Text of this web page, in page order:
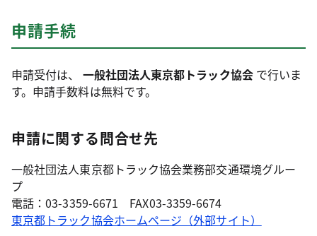
申請手続
申請受付は、 一般社団法人東京都トラック協会で行いま
す。申請手数料は無料です。
申請に関する問合せ先
一般社団法人東京都トラック協会業務部交通環境グルー
プ
電話：03-3359-6671 FAX03-3359-6674
東京都トラック協会ホームページ（外部サイト）